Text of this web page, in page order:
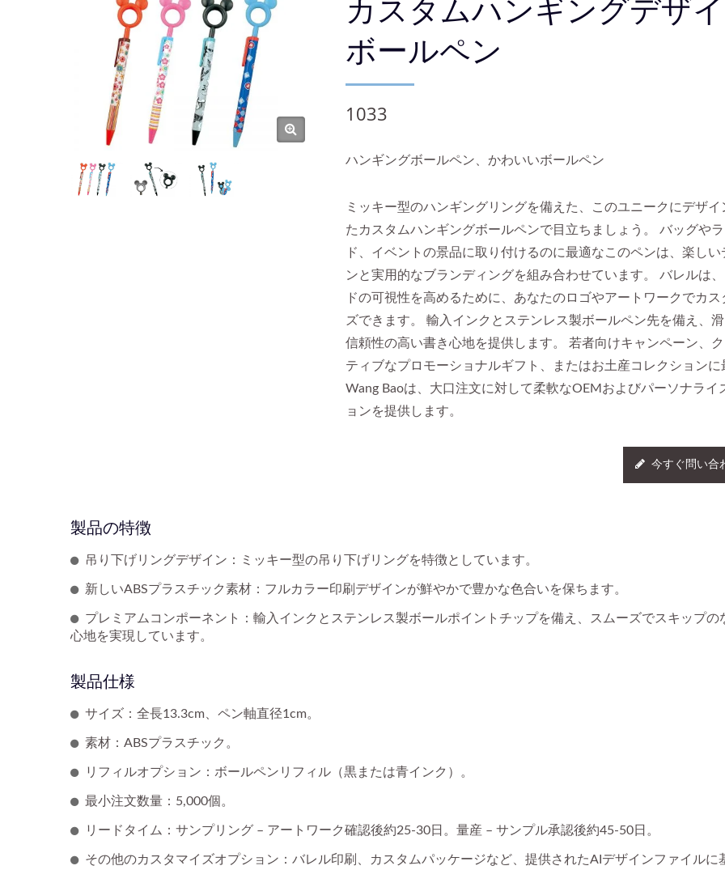
カスタムハンギングデザ
ボールペン
1033
ハンギングボールペン、かわいいボールペン
ミッキー型のハンギングリングを備えた、このユニークにデザイ
たカスタムハンギングボールペンで目立ちましょう。 バッグや
ド、イベントの景品に取り付けるのに最適なこのペンは、楽しい
ンと実用的なブランディングを組み合わせています。 バレルは
ドの可視性を高めるために、あなたのロゴやアートワークでカス
ズできます。 輸入インクとステンレス製ボールペン先を備え、
信頼性の高い書き心地を提供します。 若者向けキャンペーン、ク
ティブなプロモーショナルギフト、またはお土産コレクションに
Wang Baoは、大口注文に対して柔軟なOEMおよびパーソナライ
ョンを提供します。
今すぐ問い合
製品の特徴
吊り下げリングデザイン：ミッキー型の吊り下げリングを特徴としています。
新しいABSプラスチック素材：フルカラー印刷デザインが鮮やかで豊かな色合いを保ちます。
プレミアムコンポーネント：輸入インクとステンレス製ボールポイントチップを備え、スムーズでスキップの
心地を実現しています。
製品仕様
サイズ：全長13.3cm、ペン軸直径1cm。
素材：ABSプラスチック。
リフィルオプション：ボールペンリフィル（黒または青インク）。
最小注文数量：5,000個。
リードタイム：サンプリング – アートワーク確認後約25-30日。量産 – サンプル承認後約45-50日。
その他のカスタマイズオプション：バレル印刷、カスタムパッケージなど、提供されたAIデザインファイルに